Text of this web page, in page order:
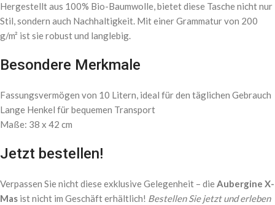
Hergestellt aus 100% Bio-Baumwolle, bietet diese Tasche nicht nur
Stil, sondern auch Nachhaltigkeit. Mit einer Grammatur von 200
g/m² ist sie robust und langlebig.
Besondere Merkmale
Fassungsvermögen von 10 Litern, ideal für den täglichen Gebrauch
Lange Henkel für bequemen Transport
Maße: 38 x 42 cm
Jetzt bestellen!
Verpassen Sie nicht diese exklusive Gelegenheit – dieAubergine X-
Mas ist nicht im Geschäft erhältlich! Bestellen Sie jetzt und erleben